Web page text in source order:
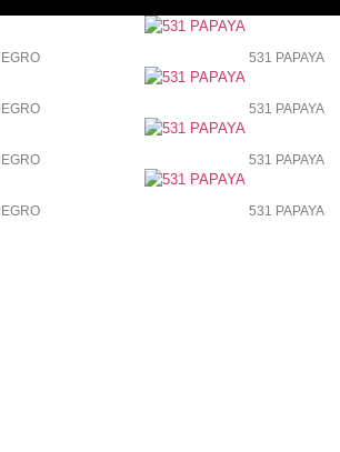
531 PAPAYA
531 PAPAYA
531 PAPAYA
531 PAPAYA